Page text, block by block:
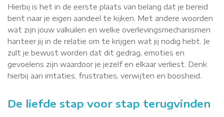
Hierbij is het in de eerste plaats van belang dat je bereid
bent naar je eigen aandeel te kijken. Met andere woorden
wat zijn jouw valkuilen en welke overlevingsmechanismen
hanteer jij in de relatie om te krijgen wat jij nodig hebt. Je
zult je bewust worden dat dit gedrag, emoties en
gevoelens zijn waardoor je jezelf en elkaar verliest. Denk
hierbij aan irritaties, frustraties, verwijten en boosheid.
De liefde stap voor stap terugvinden